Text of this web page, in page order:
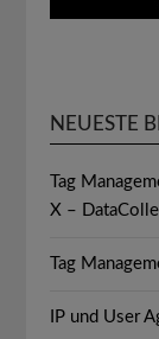
NEUESTE
Tag
X –
Tag
IP und User